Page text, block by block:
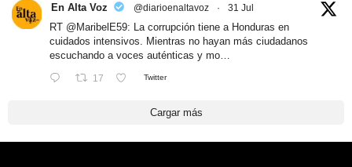
En Alta Voz @diarioenaltavoz · 31 Jul
RT @MaribelE59: La corrupción tiene a Honduras en
cuidados intensivos. Mientras no hayan más ciudadanos
escuchando a voces auténticas y mo…
17 Twitter
Cargar más